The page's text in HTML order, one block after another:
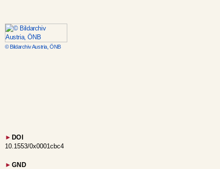
© Bildarchiv Austria, ÖNB
► DOI
10.1553/0x0001cbc4
► GND